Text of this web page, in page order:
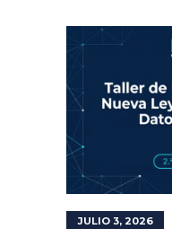
JULIO 3, 2026